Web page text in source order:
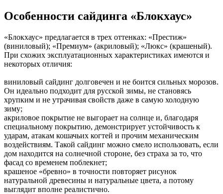
Особенности сайдинга «Блокхаус»
«Блокхаус» предлагается в трех оттенках: «Престиж»
(виниловый); «Премиум» (акриловый); «Люкс» (крашеный).
При схожих эксплуатационных характеристиках имеются и
некоторых отличия:
виниловый сайдинг долговечен и не боится сильных морозов.
Он идеально подходит для русской зимы, не становясь
хрупким и не утрачивая свойств даже в самую холодную
зиму;
акриловое покрытие не выгорает на солнце и, благодаря
специальному покрытию, демонстрирует устойчивость к
ударам, атакам кошачьих когтей и прочим механическим
воздействиям. Такой сайдинг можно смело использовать, если
дом находится на солнечной стороне, без страха за то, что
фасад со временем поблекнет;
крашеное «бревно» в точности повторяет рисунок
натуральной древесины и натуральные цвета, а потому
выглядит вполне реалистично.